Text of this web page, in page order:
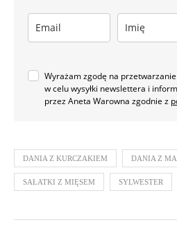
Wyrażam zgodę na
w celu wysyłki newslettera i
przez Aneta Warowna zgodnie z
DANIA Z KURCZAKIEM DANIA Z
SAŁATKI Z MIĘSEM SYLWESTER